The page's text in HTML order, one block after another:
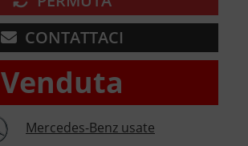
CONTATTACI
Venduta
Mercedes-Benz usate